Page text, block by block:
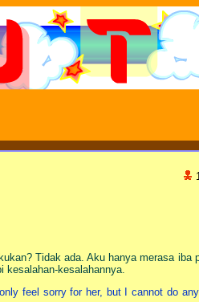
Tidak ada. Aku hanya merasa iba
kesalahannya.
feel sorry for her, but I cannot do